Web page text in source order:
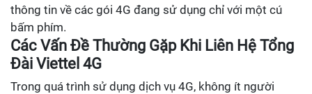
thông tin về các gói 4G đang sử dụng chỉ với một cú
bấm phím.
Các Vấn Đề Thường Gặp Khi Liên Hệ Tổng
Đài Viettel 4G
Trong quá trình sử dụng dịch vụ 4G, không ít người